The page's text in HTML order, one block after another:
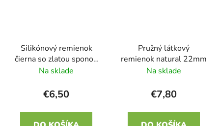
Silikónový remienok
čierna so zlatou sponou
22mm
Na sklade
€6,50
Pružný látkový
remienok natural 22mm
Na sklade
€7,80